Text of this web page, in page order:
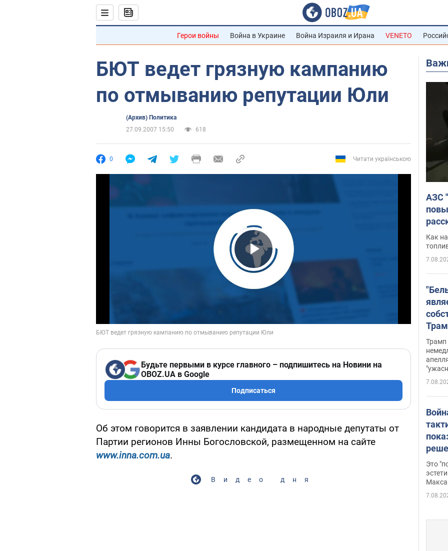
Герои войны Война в Украине Война Израиля и Ирана VENETO
БЮТ ведет грязную кампанию
по отмыванию репутации Юли
(Архив) Политика
27.09.2007 15:50
618
0 Читати українською
Play Video
Будьте первыми в курсе главного – подпишитесь на Новини на
OBOZ.UA в Google
Подписаться
Об этом говорится в заявлении кандидата в народные депутаты от
Партии регионов Инны Богословской, размещенном на сайте
www.inna.com.ua.
Видео дня
АЗС
Как
Трамп
Это